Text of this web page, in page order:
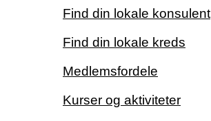
Find din lokale konsulent
Find din lokale kreds
Medlemsfordele
Kurser og aktiviteter